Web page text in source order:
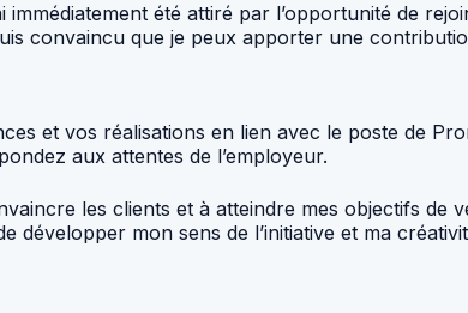
été attiré par l’opportunité de
convaincu que je peux apporter une
et vos réalisations en lien avec le poste de
aux attentes de l’employeur.
les clients et à atteindre mes objectifs de
développer mon sens de l’initiative et ma